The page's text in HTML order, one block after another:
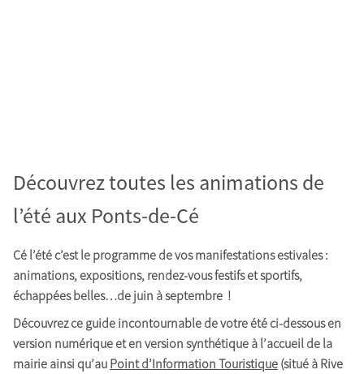
Découvrez toutes les animations de
l’été aux Ponts-de-Cé
Cé l’été c’est le programme de vos manifestations estivales :
animations, expositions, rendez-vous festifs et sportifs,
échappées belles…de juin à septembre !
Découvrez ce guide incontournable de votre été ci-dessous en
version numérique et en version synthétique à l’accueil de la
mairie ainsi qu’au Point d’Information Touristique (situé à Rive